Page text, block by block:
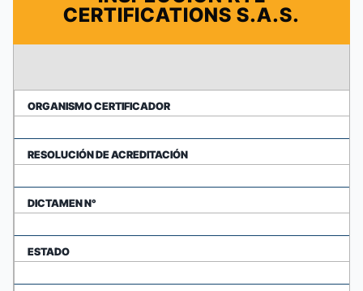
CERTIFICATIONS S.A.S.
ORGANISMO CERTIFICADOR
RESOLUCIÓN DE ACREDITACIÓN
DICTAMEN N°
ESTADO